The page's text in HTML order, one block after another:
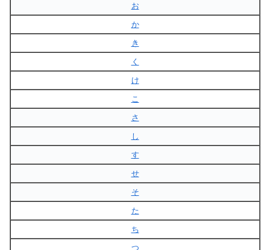
お
か
き
く
け
こ
さ
し
す
せ
そ
た
ち
つ